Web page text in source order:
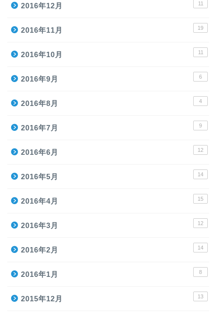
2016年12月 11
2016年11月 19
2016年10月 11
2016年9月 6
2016年8月 4
2016年7月 9
2016年6月 12
2016年5月 14
2016年4月 15
2016年3月 12
2016年2月 14
2016年1月 8
2015年12月 13